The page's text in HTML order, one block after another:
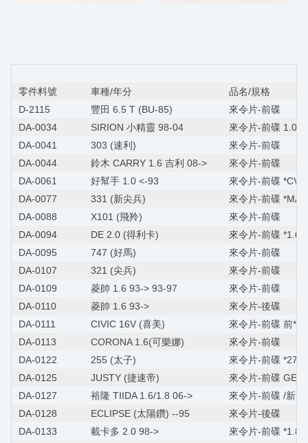
零件料號 車種/年分
品名/規格
D-2115
豐田 6.5 T (BU-85)
來令片-前碟
DA-0034
SIRION 小精靈 98-04
來令片-前碟 1.0
DA-0041
303 (速利)
來令片-前碟
DA-0044
鈴木 CARRY 1.6 吉利 08->
來令片-前碟
DA-0061
好幫手 1.0 <-93
來令片-前碟
DA-0077
331 (新尖兵)
來令片-前碟
DA-0088
X101 (飛羚)
來令片-前碟
DA-0094
DE 2.0 (得利卡)
來令片-前碟 *1.6/
DA-0095
747 (好馬)
來令片-前碟
DA-0107
321 (尖兵)
來令片-前碟
DA-0109
菱帥 1.6 93-> 93-97
來令片-前碟
DA-0110
菱帥 1.6 93->
來令片-後碟
DA-0111
CIVIC 16V (喜美)
來令片-前碟 前
DA-0113
CORONA 1.6(可樂娜)
來令片-前碟
DA-0122
255 (太子)
來令片-前碟
DA-0125
JUSTY (捷速帝)
來令片-前碟
DA-0127
裕隆 TIIDA 1.6/1.8 06->
來令片-前碟 /新青
DA-0128
ECLIPSE (太陽鑽) --95
來令片-後碟
DA-0133
載卡多 2.0 98->
來令片-前碟 *1.8/